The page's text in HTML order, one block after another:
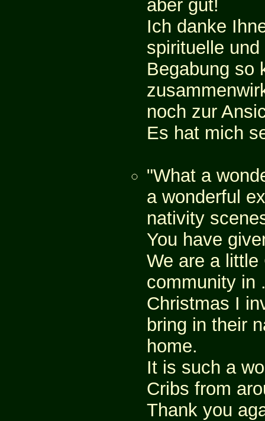
aber gut!
Ich danke
spirituelle
Begabung so
noch zur
Es hat mich
"What a
a wonderful
nativity
You have
We are a
community in
Christmas I
bring in their
home.
It is such a
Cribs from
Thank you